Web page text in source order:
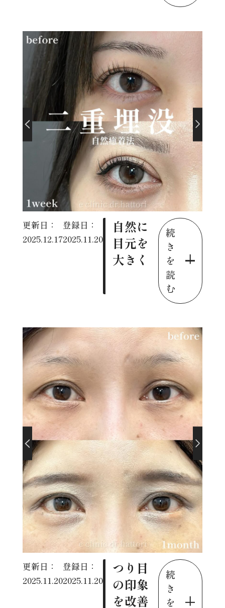
更新日：
2025.12.17
登録日：
2025.11.20
自然に
目元を
大きく
続
き
を
読
む
更新日：
2025.11.20
登録日：
2025.11.20
つり目
の印象
を改善
続
き
を